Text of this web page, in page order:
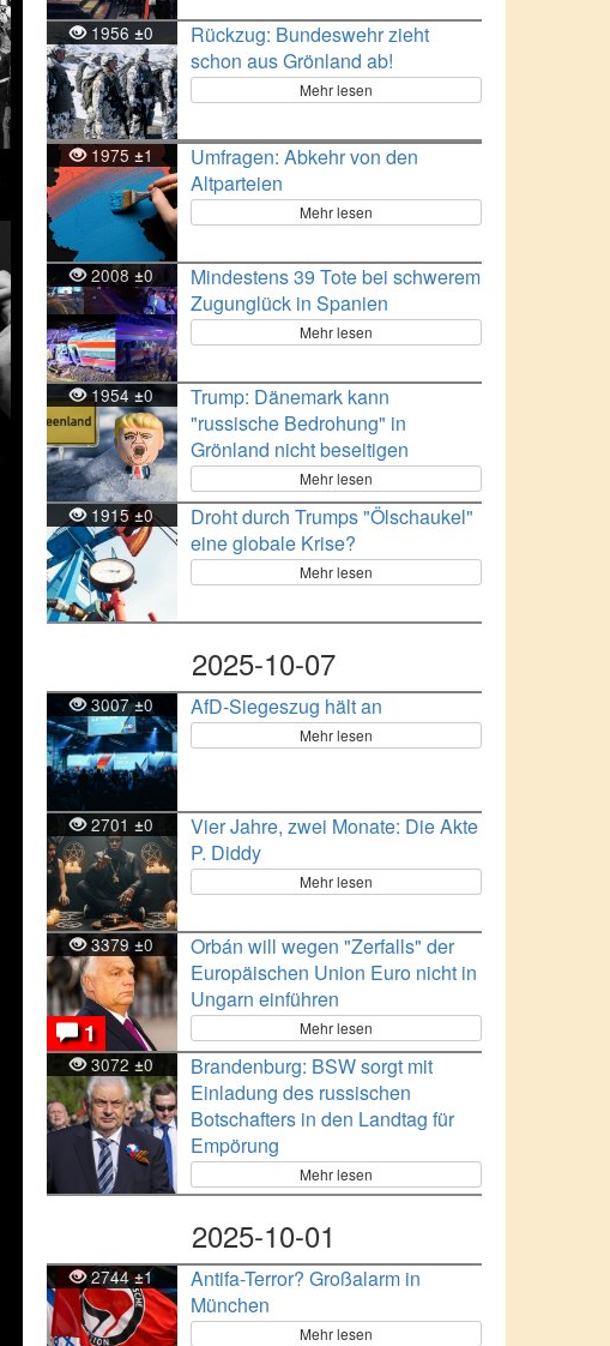
1956±0
Rückzug: Bundeswehr zieht
schon aus Grönland ab!
Mehr lesen
1975±1
Umfragen: Abkehr von den
Altparteien
Mehr lesen
2008±0
Mindestens 39 Tote bei schwerem
Zugunglück in Spanien
Mehr lesen
1954±0
Trump: Dänemark kann
"russische Bedrohung" in
Grönland nicht beseitigen
Mehr lesen
1915±0
Droht durch Trumps "Ölschaukel"
eine globale Krise?
Mehr lesen
2025-10-07
3007±0 AfD-Siegeszug hält an
Mehr lesen
2701±0
Vier Jahre, zwei Monate: Die Akte
P. Diddy
Mehr lesen
3379±0
1
Orbán will wegen "Zerfalls" der
Europäischen Union Euro nicht in
Ungarn einführen
Mehr lesen
3072±0
Brandenburg: BSW sorgt mit
Einladung des russischen
Botschafters in den Landtag für
Empörung
Mehr lesen
2025-10-01
2744±1
Antifa-Terror? Großalarm in
München
Mehr lesen